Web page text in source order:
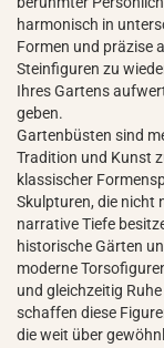
harmonisch in
Formen und präzise
Steinfiguren zu
Ihres Gartens
geben.
Gartenbüsten sind
Tradition und Kunst
klassischer
Skulpturen, die nicht
narrative Tiefe
historische Gärten
moderne
und gleichzeitig
schaffen diese
die weit über